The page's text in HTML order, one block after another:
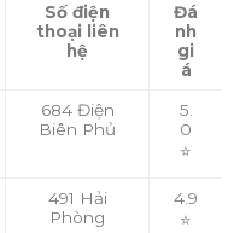
Số điện
thoại liên
hệ
Đá
nh
gi
á
684 Điện
Biên Phủ
5.
0
⭐
491 Hải
Phòng
4.9
⭐